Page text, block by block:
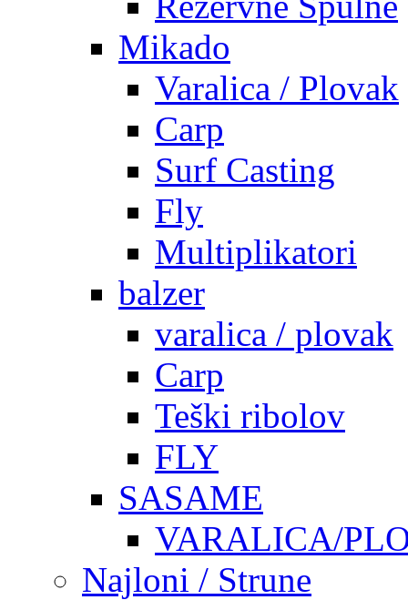
Mikado
Varalica / Plovak
Carp
Surf Casting
Fly
Multiplikatori
balzer
varalica / plovak
Carp
Teški ribolov
FLY
SASAME
VARALICA/
Najloni / Strune